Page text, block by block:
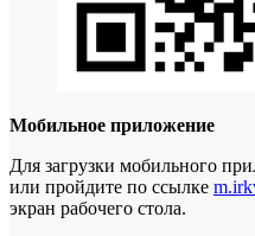
Мобильное приложение
Для загрузки мобильного
или пройдите по ссылке
экран рабочего стола.